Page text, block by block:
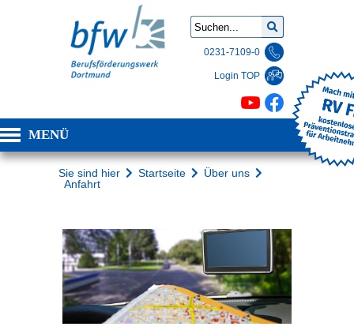
0231-7109-0
Login TOP
MENÜ
Sie sind hier Startseite
Über uns
Anfahrt